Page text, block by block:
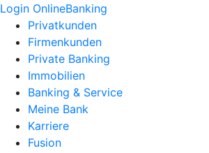
Login OnlineBanking
Privatkunden
Firmenkunden
Private Banking
Immobilien
Banking & Service
Meine Bank
Karriere
Fusion